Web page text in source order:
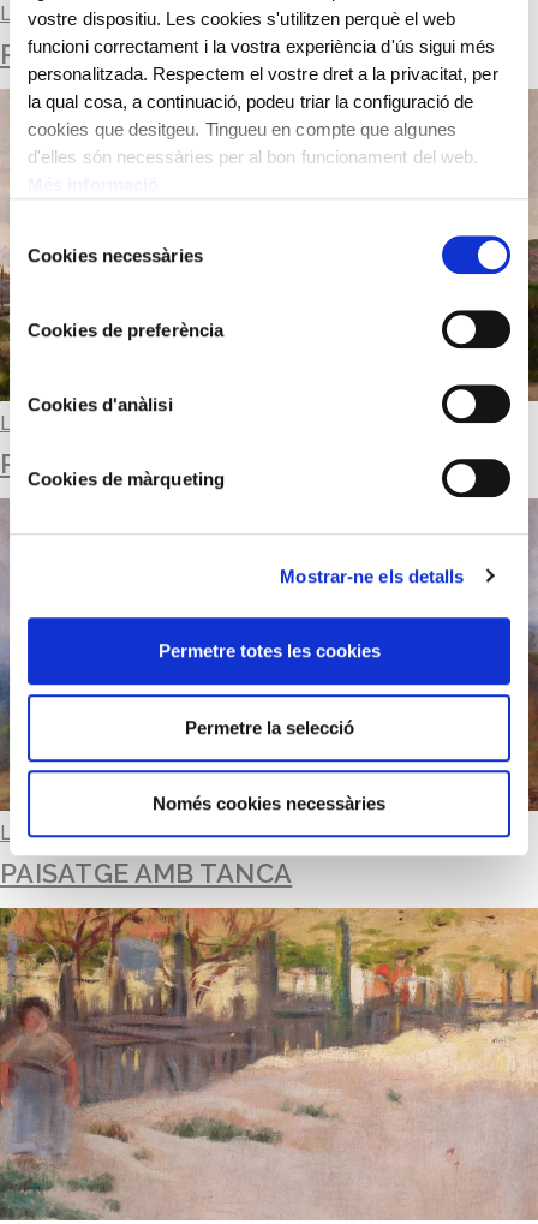
vostre dispositiu. Les cookies s'utilitzen perquè el web
funcioni correctament i la vostra experiència d'ús sigui més
personalitzada. Respectem el vostre dret a la privacitat, per
la qual cosa, a continuació, podeu triar la configuració de
cookies que desitgeu. Tingueu en compte que algunes
d'elles són necessàries per al bon funcionament del web.
de
consentiment
Cookies necessàries
Cookies de preferència
Cookies d'anàlisi
Cookies de màrqueting
Mostrar-ne els detalls
Permetre totes les cookies
Permetre la selecció
Només cookies necessàries
Llegir-ne més
PAISATGE CATALÀ
Llegir-ne més
PAISATGE AMB ROQUES
Llegir-ne més
PAISATGE AMB TANCA